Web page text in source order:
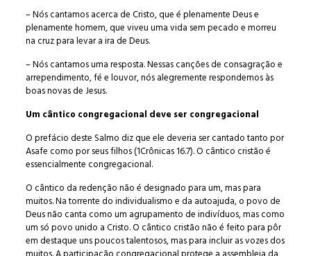
– Nós cantamos acerca de Cristo, que é plenamente Deus e
plenamente homem, que viveu uma vida sem pecado e morreu
na cruz para levar a ira de Deus.
– Nós cantamos uma resposta. Nessas canções de consagração e
arrependimento, fé e louvor, nós alegremente respondemos às
boas novas de Jesus.
Um cântico congregacional deve ser congregacional
O prefácio deste Salmo diz que ele deveria ser cantado tanto por
Asafe como por seus filhos (1Crônicas 16.7). O cântico cristão é
essencialmente congregacional.
O cântico da redenção não é designado para um, mas para
muitos. Na torrente do individualismo e da autoajuda, o povo de
Deus não canta como um agrupamento de indivíduos, mas como
um só povo unido a Cristo. O cântico cristão não é feito para pôr
em destaque uns poucos talentosos, mas para incluir as vozes dos